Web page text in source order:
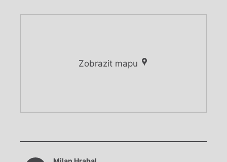
Zobrazit mapu
Načítá se.
Chviličku.